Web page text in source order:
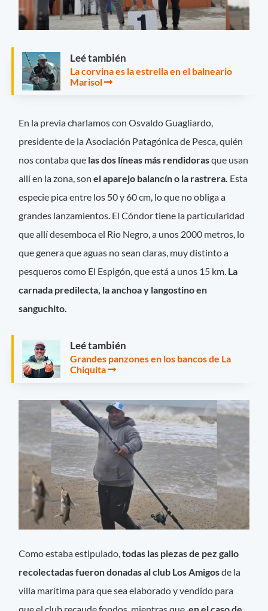
Leé también
La corvina es la estrella en el balneario
Marisol
En la previa charlamos con Osvaldo Guagliardo,
presidente de la Asociación Patagónica de Pesca, quién
nos contaba que las dos líneas más rendidorasque usan
allí en la zona, son el aparejo balancín o la rastrera. Esta
especie pica entre los 50 y 60 cm, lo que no obliga a
grandes lanzamientos. El Cóndor tiene la particularidad
que allí desemboca el Rio Negro, a unos 2000 metros, lo
que genera que aguas no sean claras, muy distinto a
pesqueros como El Espigón, que está a unos 15 km. La
carnada predilecta, la anchoa y langostino en
sanguchito.
Leé también
Grandes panzones en los bancos de La
Chiquita
Como estaba estipulado,todas las piezas de pez gallo
recolectadas fueron donadas al club Los Amigosde la
villa marítima para que sea elaborado y vendido para